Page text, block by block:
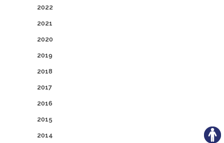
2022
2021
2020
2019
2018
2017
2016
2015
2014